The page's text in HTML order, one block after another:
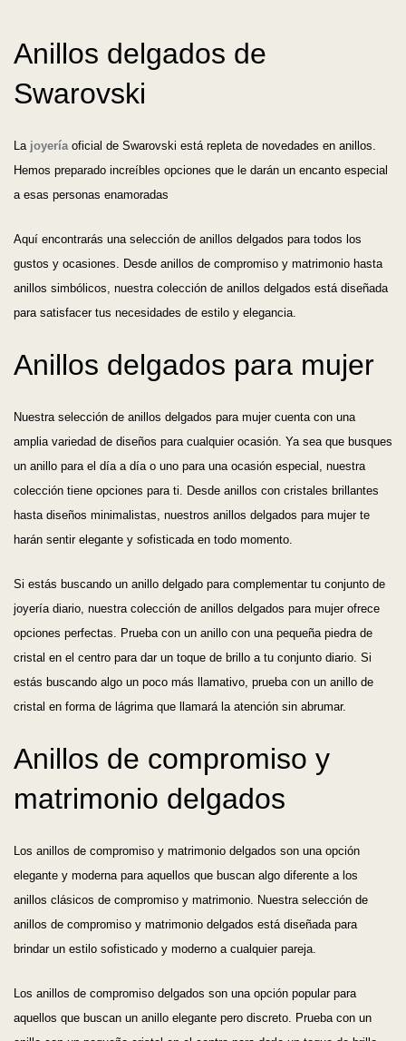
Anillos delgados de
Swarovski
La joyería oficial de Swarovski está repleta de novedades en anillos.
Hemos preparado increíbles opciones que le darán un encanto especial
a esas personas enamoradas
Aquí encontrarás una selección de anillos delgados para todos los
gustos y ocasiones. Desde anillos de compromiso y matrimonio hasta
anillos simbólicos, nuestra colección de anillos delgados está diseñada
para satisfacer tus necesidades de estilo y elegancia.
Anillos delgados para mujer
Nuestra selección de anillos delgados para mujer cuenta con una
amplia variedad de diseños para cualquier ocasión. Ya sea que busques
un anillo para el día a día o uno para una ocasión especial, nuestra
colección tiene opciones para ti. Desde anillos con cristales brillantes
hasta diseños minimalistas, nuestros anillos delgados para mujer te
harán sentir elegante y sofisticada en todo momento.
Si estás buscando un anillo delgado para complementar tu conjunto de
joyería diario, nuestra colección de anillos delgados para mujer ofrece
opciones perfectas. Prueba con un anillo con una pequeña piedra de
cristal en el centro para dar un toque de brillo a tu conjunto diario. Si
estás buscando algo un poco más llamativo, prueba con un anillo de
cristal en forma de lágrima que llamará la atención sin abrumar.
Anillos de compromiso y
matrimonio delgados
Los anillos de compromiso y matrimonio delgados son una opción
elegante y moderna para aquellos que buscan algo diferente a los
anillos clásicos de compromiso y matrimonio. Nuestra selección de
anillos de compromiso y matrimonio delgados está diseñada para
brindar un estilo sofisticado y moderno a cualquier pareja.
Los anillos de compromiso delgados son una opción popular para
aquellos que buscan un anillo elegante pero discreto. Prueba con un